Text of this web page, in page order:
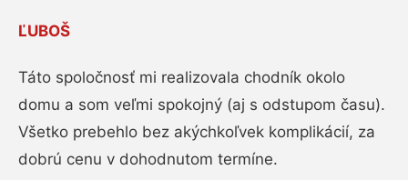
ĽUBOŠ
Táto spoločnosť mi realizovala chodník okolo
domu a som veľmi spokojný (aj s odstupom času).
Všetko prebehlo bez akýchkoľvek komplikácií, za
dobrú cenu v dohodnutom termíne.